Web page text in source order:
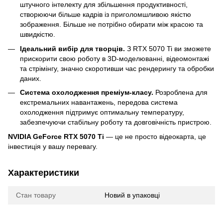
штучного інтелекту для збільшення продуктивності,
створюючи більше кадрів із приголомшливою якістю
зображення. Більше не потрібно обирати між красою та
швидкістю.
Ідеальний вибір для творців. З RTX 5070 Ti ви зможете
прискорити свою роботу в 3D-моделюванні, відеомонтажі
та стрімінгу, значно скоротивши час рендерингу та обробки
даних.
Система охолодження преміум-класу. Розроблена для
екстремальних навантажень, передова система
охолодження підтримує оптимальну температуру,
забезпечуючи стабільну роботу та довговічність пристрою.
NVIDIA GeForce RTX 5070 Ti — це не просто відеокарта, це
інвестиція у вашу перевагу.
Характеристики
Стан товару Новий в упаковці